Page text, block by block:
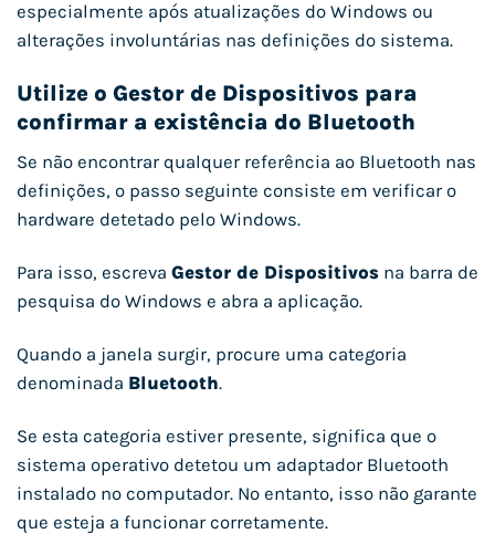
especialmente após atualizações do Windows ou
alterações involuntárias nas definições do sistema.
Utilize o Gestor de Dispositivos para
confirmar a existência do Bluetooth
Se não encontrar qualquer referência ao Bluetooth nas
definições, o passo seguinte consiste em verificar o
hardware detetado pelo Windows.
Para isso, escreva Gestor de Dispositivos na barra de
pesquisa do Windows e abra a aplicação.
Quando a janela surgir, procure uma categoria
denominada Bluetooth.
Se esta categoria estiver presente, significa que o
sistema operativo detetou um adaptador Bluetooth
instalado no computador. No entanto, isso não garante
que esteja a funcionar corretamente.